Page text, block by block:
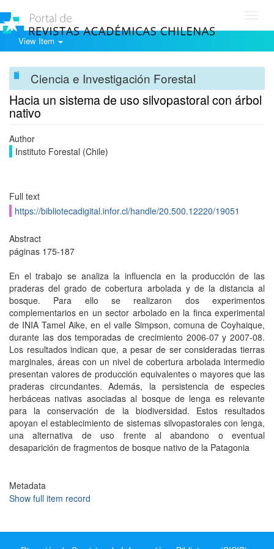
View Item
Ciencia e Investigación Forestal
Hacia un sistema de uso silvopastoral con árbol
nativo
Author
Instituto Forestal (Chile)
Full text
https://bibliotecadigital.infor.cl/handle/20.500.12220/19051
Abstract
páginas 175-187
En el trabajo se analiza la influencia en la producción de las
praderas del grado de cobertura arbolada y de la distancia al
bosque. Para ello se realizaron dos experimentos
complementarios en un sector arbolado en la finca experimental
de INIA Tamel Aike, en el valle Simpson, comuna de Coyhaique,
durante las dos temporadas de crecimiento 2006-07 y 2007-08.
Los resultados indican que, a pesar de ser consideradas tierras
marginales, áreas con un nivel de cobertura arbolada intermedio
presentan valores de producción equivalentes o mayores que las
praderas circundantes. Además, la persistencia de especies
herbáceas nativas asociadas al bosque de lenga es relevante
para la conservación de la biodiversidad. Estos resultados
apoyan el establecimiento de sistemas silvopastorales con lenga,
una alternativa de uso frente al abandono o eventual
desaparición de fragmentos de bosque nativo de la Patagonia
Metadata
Show full item record